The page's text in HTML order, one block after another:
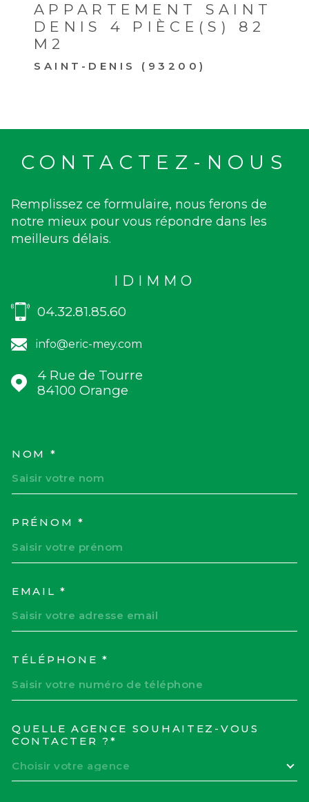
APPARTEMENT SAINT
DENIS 4 PIÈCE(S) 82
M2
SAINT-DENIS (93200)
CONTACTEZ-NOUS
Remplissez ce formulaire, nous ferons de
notre mieux pour vous répondre dans les
meilleurs délais.
IDIMMO
04.32.81.85.60
info@eric-mey.com
4 Rue de Tourre
84100
Orange
NOM *
PRÉNOM *
EMAIL *
TÉLÉPHONE *
QUELLE AGENCE SOUHAITEZ-VOUS
CONTACTER ?*
Choisir votre agence